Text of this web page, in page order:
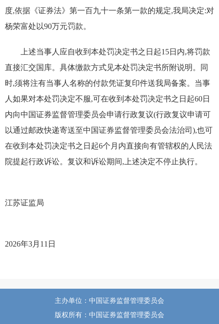
度,依据《证券法》第一百九十一条第一款的规定,我局决定:对
杨荣富处以90万元罚款。
上述当事人应自收到本处罚决定书之日起15日内,将罚款
直接汇交国库。具体缴款方式见本处罚决定书所附说明。同
时,须将注有当事人名称的付款凭证复印件送我局备案。当事
人如果对本处罚决定不服,可在收到本处罚决定书之日起60日
内向中国证券监督管理委员会申请行政复议(行政复议申请可
以通过邮政快递寄送至中国证券监督管理委员会法治司),也可
在收到本处罚决定书之日起6个月内直接向有管辖权的人民法
院提起行政诉讼。复议和诉讼期间,上述决定不停止执行。
江苏证监局
2026年3月11日
主办单位：中国证券监督管理委员会
版权所有：中国证券监督管理委员会